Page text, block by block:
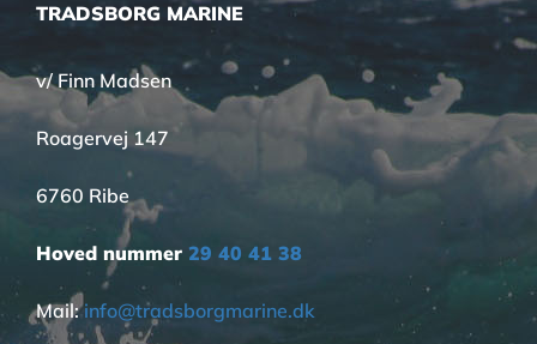
TRADSBORG MARINE
v/ Finn Madsen
Roagervej 147
6760 Ribe
Hoved nummer 29 40 41 38
Mail:info@tradsborgmarine.dk